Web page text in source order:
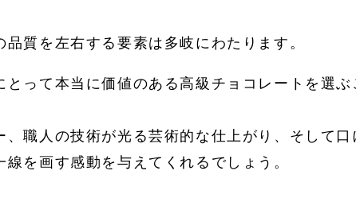
質を左右する要素は多岐にわたります。
って本当に価値のある高級チョコレートを選ぶ
職人の技術が光る芸術的な仕上がり、そして口
を画す感動を与えてくれるでしょう。